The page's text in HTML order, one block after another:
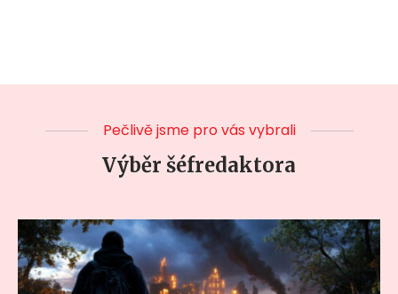
Pečlivě jsme pro vás vybrali
Výběr šéfredaktora